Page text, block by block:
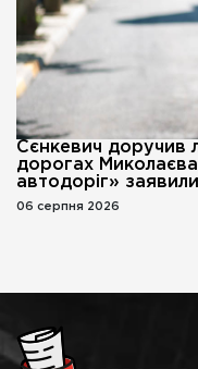
Сєнкевич доручив
дорогах
автодоріг»
06 серпня 2026